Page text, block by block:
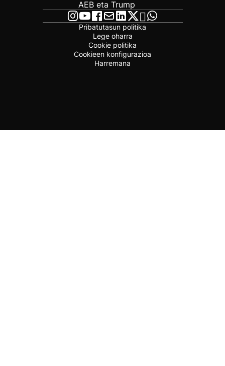
AEB eta Trump
Pribatutasun politika
Lege oharra
Cookie politika
Cookieen konfigurazioa
Harremana